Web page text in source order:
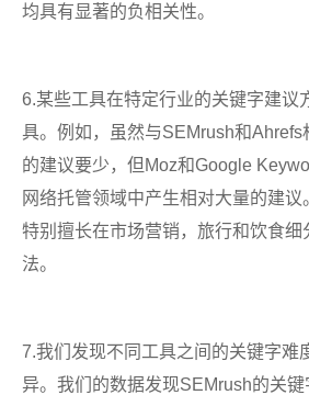
均具有显著的负相关性。
6.某些工具在特定行业的关键字建议
具。例如，虽然与SEMrush和
的建议要少，但Moz和Google
网络托管领域中产生相对大量的建
特别擅长在市场营销，旅行和饮食细
法。
7.我们发现不同工具之间的关键字难
异。我们的数据发现SEMrush的关